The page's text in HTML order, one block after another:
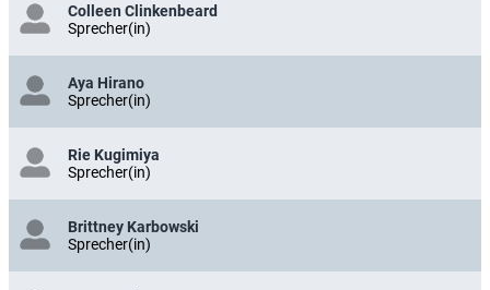
Colleen Clinkenbeard
Sprecher(in)
Aya Hirano
Sprecher(in)
Rie Kugimiya
Sprecher(in)
Brittney Karbowski
Sprecher(in)